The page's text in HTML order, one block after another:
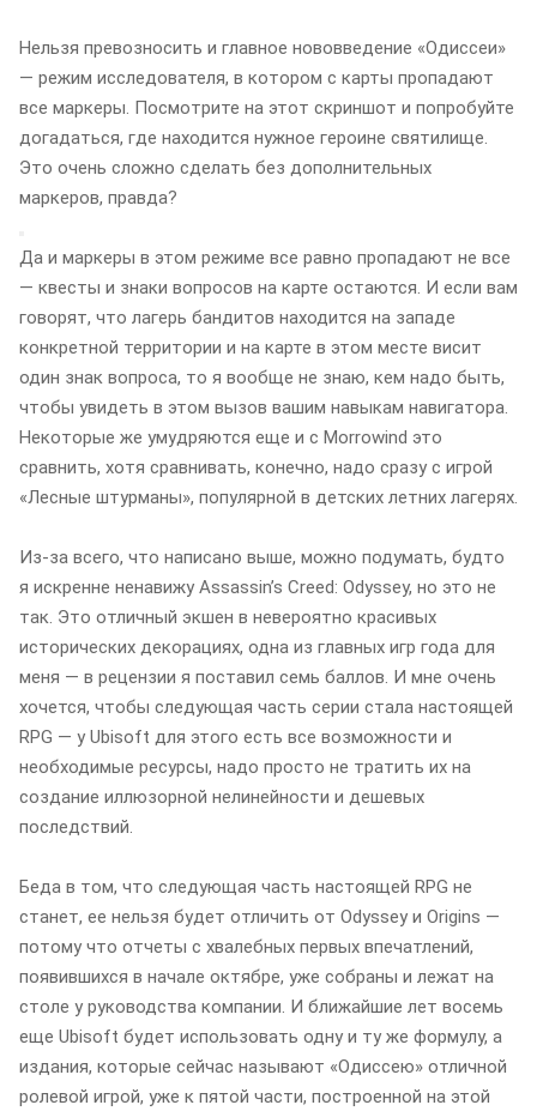
Нельзя превозносить и главное нововведение «Одиссеи»
— режим исследователя, в котором с карты пропадают
все маркеры. Посмотрите на этот скриншот и попробуйте
догадаться, где находится нужное героине святилище.
Это очень сложно сделать без дополнительных
маркеров, правда?
Да и маркеры в этом режиме все равно пропадают не все
— квесты и знаки вопросов на карте остаются. И если вам
говорят, что лагерь бандитов находится на западе
конкретной территории и на карте в этом месте висит
один знак вопроса, то я вообще не знаю, кем надо быть,
чтобы увидеть в этом вызов вашим навыкам навигатора.
Некоторые же умудряются еще и с Morrowind это
сравнить, хотя сравнивать, конечно, надо сразу с игрой
«Лесные штурманы», популярной в детских летних лагерях.
Из-за всего, что написано выше, можно подумать, будто
я искренне ненавижу Assassinʼs Creed: Odyssey, но это не
так. Это отличный экшен в невероятно красивых
исторических декорациях, одна из главных игр года для
меня — в рецензии я поставил семь баллов. И мне очень
хочется, чтобы следующая часть серии стала настоящей
RPG — у Ubisoft для этого есть все возможности и
необходимые ресурсы, надо просто не тратить их на
создание иллюзорной нелинейности и дешевых
последствий.
Беда в том, что следующая часть настоящей RPG не
станет, ее нельзя будет отличить от Odyssey и Origins —
потому что отчеты с хвалебных первых впечатлений,
появившихся в начале октябре, уже собраны и лежат на
столе у руководства компании. И ближайшие лет восемь
еще Ubisoft будет использовать одну и ту же формулу, а
издания, которые сейчас называют «Одиссею» отличной
ролевой игрой, уже к пятой части, построенной на этой